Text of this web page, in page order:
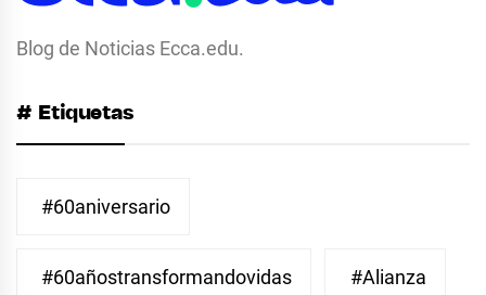
Blog de Noticias Ecca.edu.
# Etiquetas
#60aniversario
#60añostransformandovidas #Alianza